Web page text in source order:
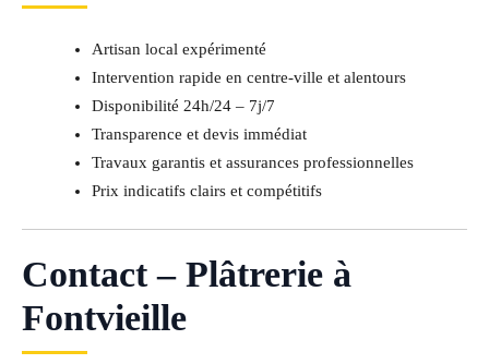
Artisan local expérimenté
Intervention rapide en centre-ville et alentours
Disponibilité 24h/24 – 7j/7
Transparence et devis immédiat
Travaux garantis et assurances professionnelles
Prix indicatifs clairs et compétitifs
Contact – Plâtrerie à
Fontvieille